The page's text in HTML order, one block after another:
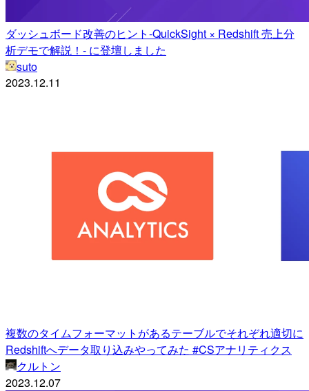
ダッシュボード改善のヒント-QuickSight × Redshift 売上分
析デモで解説！- に登壇しました
suto
2023.12.11
複数のタイムフォーマットがあるテーブルでそれぞれ適切に
Redshiftへデータ取り込みやってみた #CSアナリティクス
クルトン
2023.12.07